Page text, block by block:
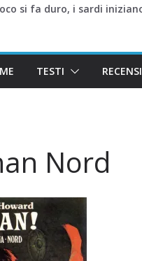
si fa duro, i sardi
TESTI
Nord